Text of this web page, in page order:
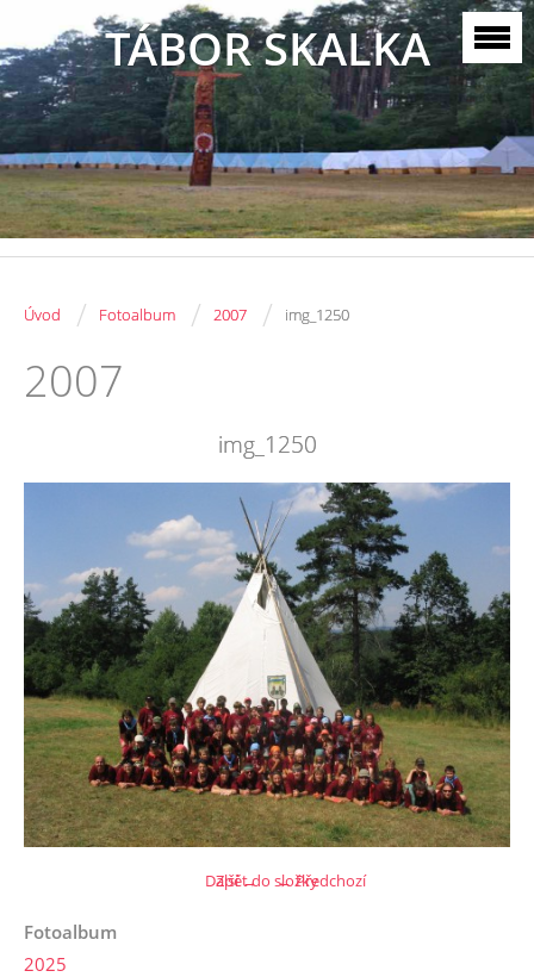
TÁBOR SKALKA
Úvod / Fotoalbum / 2007 / img_1250
2007
img_1250
← Předchozí
Další →
Zpět do složky
Fotoalbum
2025